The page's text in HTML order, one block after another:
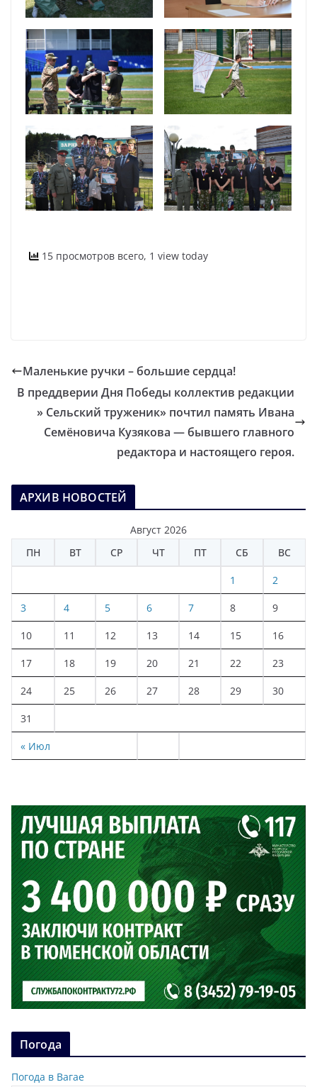
15 просмотров всего, 1 view today
Маленькие ручки – большие сердца!
В преддверии Дня Победы коллектив редакции
» Сельский труженик» почтил память Ивана
Семёновича Кузякова — бывшего главного
редактора и настоящего героя.
АРХИВ НОВОСТЕЙ
Август 2026
ПН
ВТ СР ЧТ ПТ СБ ВС
« Июл
1 2
3 4 5 6 7 8 9
10 11 12 13 14 15 16
17 18 19 20 21 22 23
24 25 26 27 28 29 30
31
Погода
Погода в Вагае